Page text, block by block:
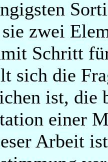
zwei
Schritt
sich die
ist, die
einer
Arbeit